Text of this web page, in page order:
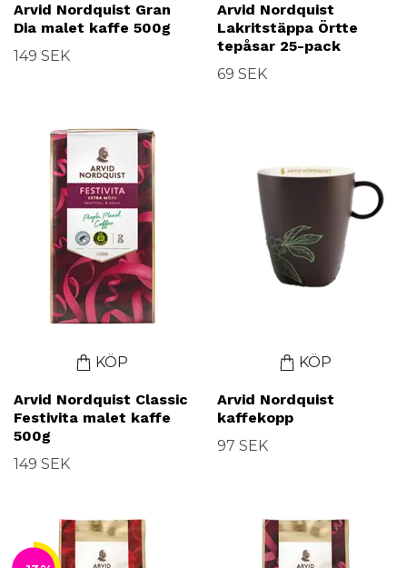
Arvid Nordquist Gran
Dia malet kaffe 500g
149 SEK
Arvid Nordquist
Lakritstäppa Örtte
tepåsar 25-pack
69 SEK
KÖP
Arvid Nordquist Classic
Festivita malet kaffe
500g
149 SEK
KÖP
Arvid Nordquist
kaffekopp
97 SEK